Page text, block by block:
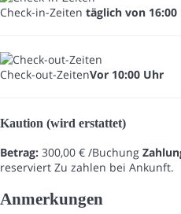
Check-in-Zeiten täglich von 16:00
Check-out-ZeitenVor 10:00 Uhr
Kaution (wird erstattet)
Betrag: 300,00 € /Buchung
reserviert Zu zahlen bei Ankunft.
Anmerkungen